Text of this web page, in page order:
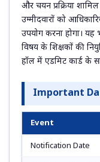
और चयन प्रक्रिया
उम्मीदवारों को
उपयोग करना होगा। यह
विषय के शिक्षकों की
हॉल में एडमिट कार्ड के
Important
Event
Notification Date